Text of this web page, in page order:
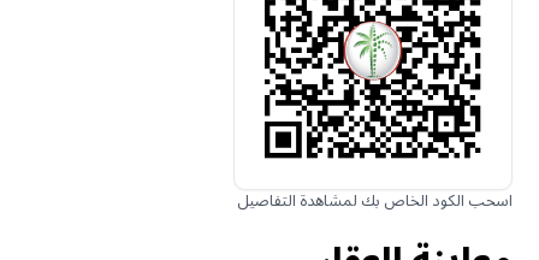
اسحب الكود الخاص بك لمشاهدة التفاصيل